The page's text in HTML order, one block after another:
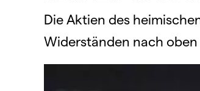
Die Aktien des
Widerständen nach